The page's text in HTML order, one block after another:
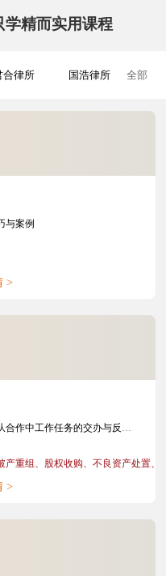
学精而实用课程
合律所 国浩律所 全部
与案例
>
中错误或批评的处理、非诉项目文件管理、争议解决案件文件管理
产重组、 股权收购、不良资产处置、
>